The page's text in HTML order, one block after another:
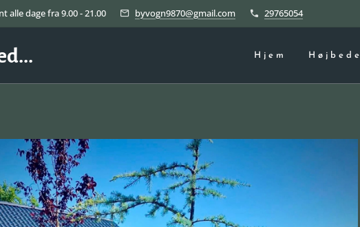
alle dage fra 9.00 - 21.00 byvogn9870@gmail.com 29765054
Hjem Højbede